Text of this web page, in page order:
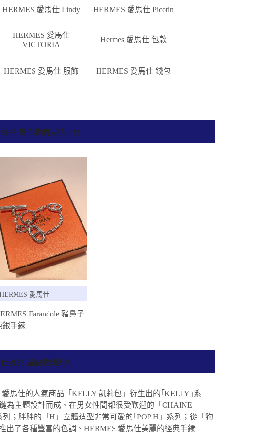
HERMES 愛馬仕 Lindy HERMES 愛馬仕 Picotin
HERMES 愛馬仕
VICTORIA
Hermes 愛馬仕 包款
HERMES 愛馬仕 服飾 HERMES 愛馬仕 錢包
品 高價收購實績一覽
HERMES 愛馬仕
Farandole 豬鼻子
銀手鍊
飾品 重點收購系列
馬仕的人氣商品「KELLY 凱莉包」衍生出的｢KELLY｣系
為主題設計而成、在男女性間都很受歡迎的「CHAINE
；胖胖的「H」立體造型非常可愛的｢POP H」系列；從「狗
了各種豐富的色調、HERMES 愛馬仕美麗的經典手鐲